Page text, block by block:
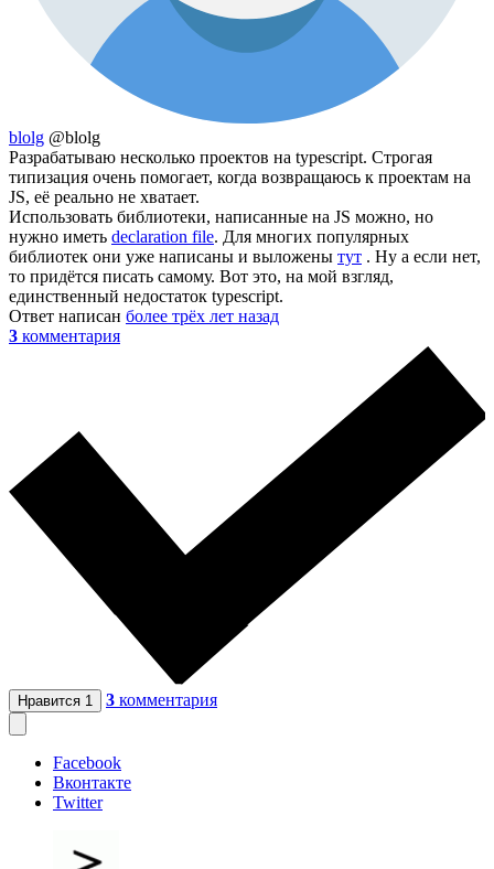
blolg @blolg
Разрабатываю несколько проектов на typescript. Строгая
типизация очень помогает, когда возвращаюсь к проектам на
JS, её реально не хватает.
Использовать библиотеки, написанные на JS можно, но
нужно иметь declaration file. Для многих популярных
библиотек они уже написаны и выложены тут . Ну а если нет,
то придётся писать самому. Вот это, на мой взгляд,
единственный недостаток typescript.
Ответ написан более трёх лет назад
3 комментария
Нравится 1 3 комментария
Facebook
Вконтакте
Twitter